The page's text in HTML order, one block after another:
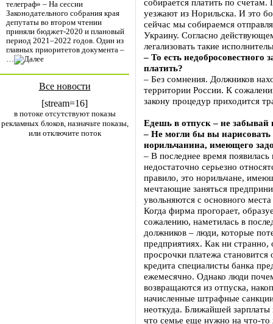
телеграф» – На сессии
Законодательного собрания края
депутаты во втором чтении
приняли бюджет-2020 и плановый
период 2021–2022 годов. Один из
главных приоритетов документа –
…
Все новости
[stream=16]
в потоке отсутствуют показы
рекламных блоков, назначьте показы,
или отключите поток
собирается платить по
уезжают из Норильска. И это
сейчас мы собираемся
Украину. Согласно
легализовать такие
– То есть недобросовестного
платить?
– Без сомнения. Должников
территории России. К
закону процедур приходится
Едешь в отпуск – не забывай
– Не могли бы вы нарисовать
норильчанина, имеющего
– В последнее время
недостаточно серьезно
правило, это норильчане,
мечтающие заняться
увольняются с основного
Когда фирма прогорает,
сожалению, наметилась в
должников – люди, которые
предприятиях. Как ни
просрочки платежа
кредита специалисты банка
ежемесячно. Однако люди
возвращаются из отпуска,
начисленные штрафные
неоткуда. Ближайшей
что семье еще нужно на что-то